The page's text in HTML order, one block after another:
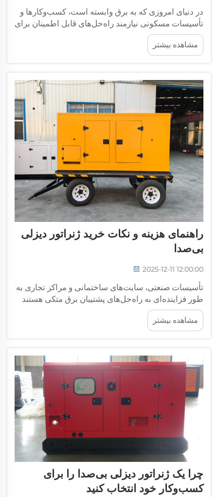
در دنیای امروزی که به برق وابسته است، کسب‌وکارها و
تأسیسات مسکونی نیازمند راه‌حل‌های قابل اطمینان برای
تأمین برق پشتیبان هستند که در عین حال عملکرد بالا
داشته باشند و آرامش روانی را نیز تحت تأثیر قرار ندهند.
تحول در فناوری ژنراتورها راه‌حل‌های نوآورانه‌ای را به
مشاهده بیشتر
راهنمای هزینه و نکات خرید ژنراتور دیزلی
بی‌صدا
2025-12-11 12:00:00
تأسیسات صنعتی، سایت‌های ساختمانی و مراکز تجاری به
طور فزاینده‌ای به راه‌حل‌های پشتیبان برق متکی هستند
که برق قابل اعتمادی تأمین کنند بدون آن‌که عملیات
مجاور را مختل کنند. ژنراتور دیزلی بی‌صدا تعادل مناسبی
بین...
مشاهده بیشتر
چرا یک ژنراتور دیزلی بی‌صدا را برای
کسب‌وکار خود انتخاب کنید